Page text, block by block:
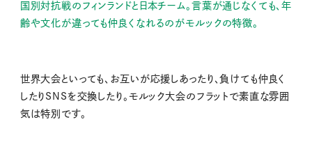
国別対抗戦のフィンランドと日本チーム。言葉が通じなくても、年
齢や文化が違っても仲良くなれるのがモルックの特徴。
世界大会といっても、お互いが応援しあったり、負けても仲良く
したりSNSを交換したり。モルック大会のフラットで素直な雰囲
気は特別です。